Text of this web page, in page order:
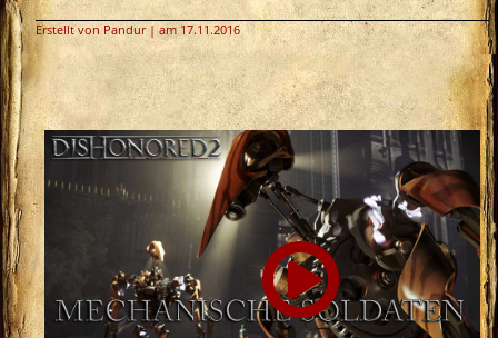
Erstellt von Pandur | am 17.11.2016